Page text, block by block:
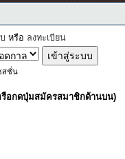
หรือ ลงทะเบียน
สชั่น
รือกดปุ่มสมัครสมาชิกด้านบน)